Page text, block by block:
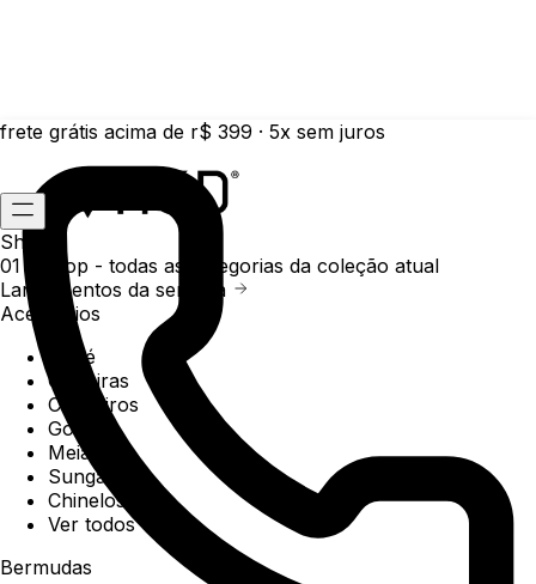
frete grátis acima de r$ 399 · 5x sem juros
Shop
01 /
Shop - todas as categorias da coleção atual
Lançamentos da semana
Acessórios
Boné
Carteiras
Chaveiros
Gorros
Meias
Sunga
Chinelos
Ver todos
Bermudas